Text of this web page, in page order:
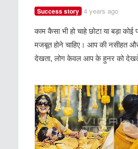
Success story 4 years ago
काम कैसा भी हो चाहे छोटा या बड़ा कोई
मजबूत होने चाहिए। आप की नसीहत
देखता, लोग केवल आप के हुनर को